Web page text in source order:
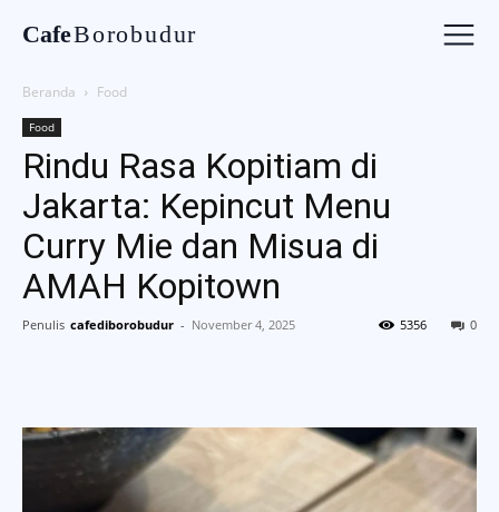
CafeBorobudur
Beranda Food
Food
Rindu Rasa Kopitiam di
Jakarta: Kepincut Menu
Curry Mie dan Misua di
AMAH Kopitown
Penulis cafediborobudur - November 4, 2025 0
5356